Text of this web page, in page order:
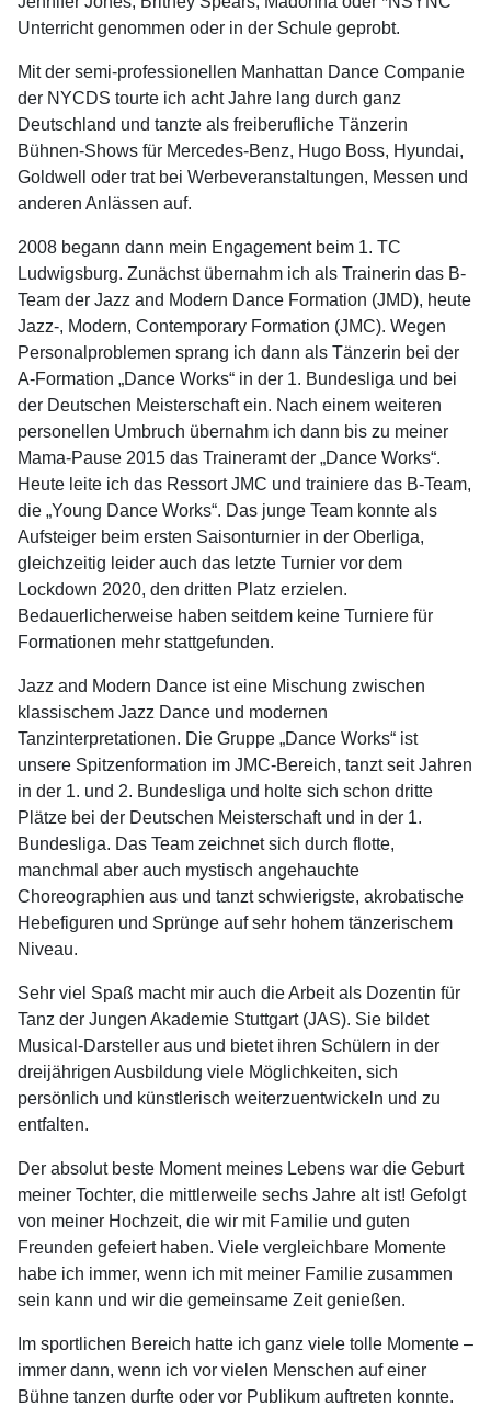
Unterricht genommen oder in der Schule geprobt.
Mit der semi-professionellen Manhattan Dance Companie
der NYCDS tourte ich acht Jahre lang durch ganz
Deutschland und tanzte als freiberufliche Tänzerin
Bühnen-Shows für Mercedes-Benz, Hugo Boss, Hyundai,
Goldwell oder trat bei Werbeveranstaltungen, Messen und
anderen Anlässen auf.
2008 begann dann mein Engagement beim 1. TC
Ludwigsburg. Zunächst übernahm ich als Trainerin das B-
Team der Jazz and Modern Dance Formation (JMD), heute
Jazz-, Modern, Contemporary Formation (JMC). Wegen
Personalproblemen sprang ich dann als Tänzerin bei der
A-Formation „Dance Works“ in der 1. Bundesliga und bei
der Deutschen Meisterschaft ein. Nach einem weiteren
personellen Umbruch übernahm ich dann bis zu meiner
Mama-Pause 2015 das Traineramt der „Dance Works“.
Heute leite ich das Ressort JMC und trainiere das B-Team,
die „Young Dance Works“. Das junge Team konnte als
Aufsteiger beim ersten Saisonturnier in der Oberliga,
gleichzeitig leider auch das letzte Turnier vor dem
Lockdown 2020, den dritten Platz erzielen.
Bedauerlicherweise haben seitdem keine Turniere für
Formationen mehr stattgefunden.
Jazz and Modern Dance ist eine Mischung zwischen
klassischem Jazz Dance und modernen
Tanzinterpretationen. Die Gruppe „Dance Works“ ist
unsere Spitzenformation im JMC-Bereich, tanzt seit Jahren
in der 1. und 2. Bundesliga und holte sich schon dritte
Plätze bei der Deutschen Meisterschaft und in der 1.
Bundesliga. Das Team zeichnet sich durch flotte,
manchmal aber auch mystisch angehauchte
Choreographien aus und tanzt schwierigste, akrobatische
Hebefiguren und Sprünge auf sehr hohem tänzerischem
Niveau.
Sehr viel Spaß macht mir auch die Arbeit als Dozentin für
Tanz der Jungen Akademie Stuttgart (JAS). Sie bildet
Musical-Darsteller aus und bietet ihren Schülern in der
dreijährigen Ausbildung viele Möglichkeiten, sich
persönlich und künstlerisch weiterzuentwickeln und zu
entfalten.
Der absolut beste Moment meines Lebens war die Geburt
meiner Tochter, die mittlerweile sechs Jahre alt ist! Gefolgt
von meiner Hochzeit, die wir mit Familie und guten
Freunden gefeiert haben. Viele vergleichbare Momente
habe ich immer, wenn ich mit meiner Familie zusammen
sein kann und wir die gemeinsame Zeit genießen.
Im sportlichen Bereich hatte ich ganz viele tolle Momente –
immer dann, wenn ich vor vielen Menschen auf einer
Bühne tanzen durfte oder vor Publikum auftreten konnte.